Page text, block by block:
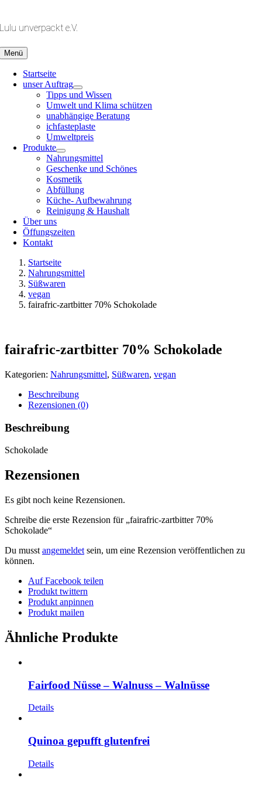
springen
Lulu unverpackt e.V.
Menü
Startseite
unser Auftrag
Tipps und Wissen
Umwelt und Klima schützen
unabhängige Beratung
ichfasteplaste
Umweltpreis
Produkte
Nahrungsmittel
Geschenke und Schönes
Kosmetik
Abfüllung
Küche- Aufbewahrung
Reinigung & Haushalt
Über uns
Öffungszeiten
Kontakt
Startseite
Nahrungsmittel
Süßwaren
vegan
fairafric-zartbitter 70% Schokolade
fairafric-zartbitter 70% Schokolade
Kategorien: Nahrungsmittel, Süßwaren, vegan
Beschreibung
Rezensionen (0)
Beschreibung
Schokolade
Rezensionen
Es gibt noch keine Rezensionen.
Schreibe die erste Rezension für „fairafric-zartbitter 70%
Schokolade“
Du musst angemeldet sein, um eine Rezension veröffentlichen zu
können.
Auf Facebook teilen
Produkt twittern
Produkt anpinnen
Produkt mailen
Ähnliche Produkte
Fairfood Nüsse – Walnuss – Walnüsse
Details
Quinoa gepufft glutenfrei
Details